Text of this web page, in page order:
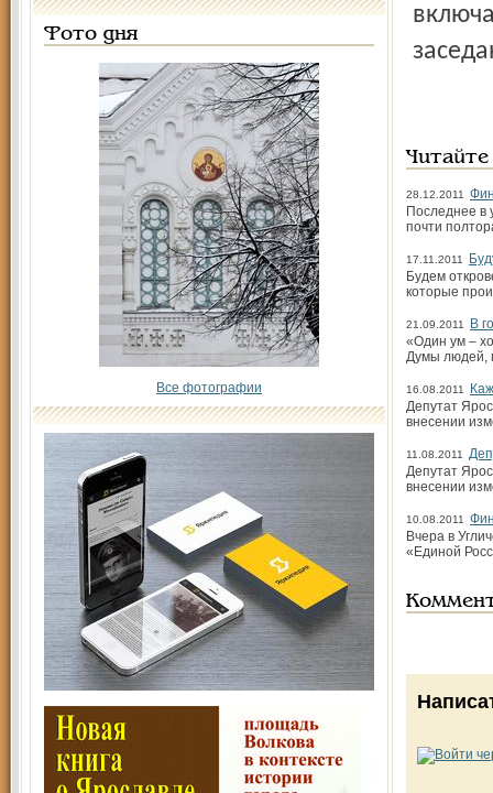
Фото дня
Все фотографии
28.12.2011
Последнее в
почти
17.11.2011
Будем
которые
21.09.2011
В
«Один ум –
Думы людей,
16.08.2011
Депутат
внесении
11.08.2011
Депутат
внесении
10.08.2011
Вчера в
«Единой